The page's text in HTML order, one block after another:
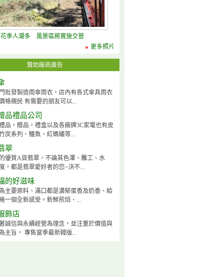
季人潮多 風景區將實施交管
更多照片
贊助廠商廣告
批發製造雨傘雨衣，店內有各式傘具雨衣
格親民 有需要的朋友可以...
品禮品公司
品，贈品，禮盒以及各廠牌3C家電也有皮
炭系列、鱷魚、紅螞蟻等...
翠
優質A貨翡翠，不論其色澤、雕工、水
，都是翡翠愛好者的您~決不...
的好滋味
主要原料、滿口都是濃郁蛋香及奶香、給
一個全新感受。新鮮煎焙、...
飾店
誠信與永續經營為理念，並注重於價值與
主旨， 專售當季最新韓版...